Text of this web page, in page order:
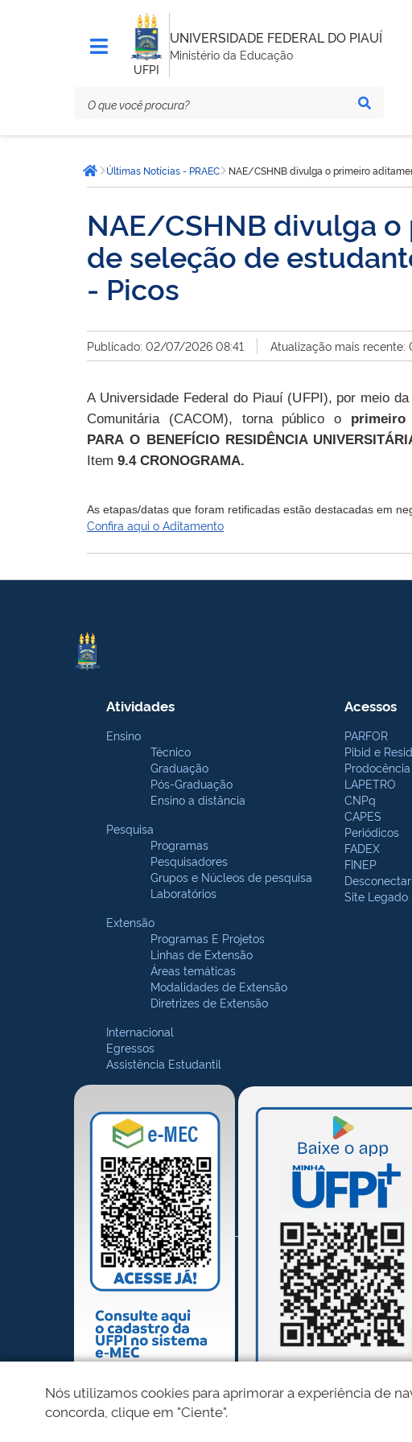
UFPI
UNIVERSIDADE FEDERAL DO PIAUÍ
Ministério da Educação
está
aqui:Página inicial
Últimas Notícias - PRAEC NAE/CSHNB divulga o primeiro
NAE/CSHNB divulga
de seleção de
- Picos
Publicado: 02/07/2026 08:41 Atualização mais
A Universidade Federal do Piauí (UFPI), por meio
Comunitária (CACOM), torna público o primeiro
PARA O BENEFÍCIORESIDÊNCIA
Item 9.4CRONOGRAMA.
As etapas/datas que foram retificadas estão destacadas em
Confira aqui o Aditamento
Atividades
Ensino
Técnico
Graduação
Pós-Graduação
Ensino a distância
Pesquisa
Programas
Pesquisadores
Grupos e Núcleos de pesquisa
Laboratórios
Extensão
Programas E Projetos
Linhas de Extensão
Áreas temáticas
Modalidades de Extensão
Diretrizes de Extensão
Internacional
Egressos
Assistência Estudantil
Acessos
PARFOR
Pibid e
Prodocência
LAPETRO
CNPq
CAPES
Periódicos
FADEX
FINEP
Site Legado
Nós utilizamos cookies para aprimorar a experiência de
concorda, clique em "Ciente".